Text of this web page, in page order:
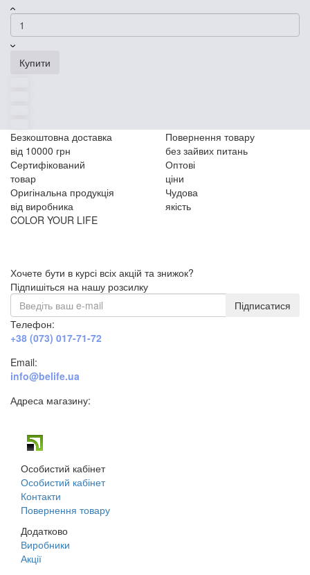
Купити
Безкоштовна доставка
від 10000 грн
Повернення товару
без зайвих питань
Сертифікований
товар
Оптові
ціни
Оригінальна продукція
від виробника
Чудова
якість
COLOR YOUR LIFE
Хочете бути в курсі всіх акцій та знижок?
Підпишіться на нашу розсилку
Підписатися
Телефон:
+38 (073) 017-71-72
Email:
info@belife.ua
Адреса магазину:
Особистий кабінет
Особистий кабінет
Контакти
Повернення товару
Додатково
Виробники
Акції